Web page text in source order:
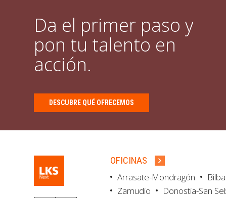
Da el primer paso y
pon tu talento en
acción.
DESCUBRE QUÉ OFRECEMOS
OFICINAS
Arrasate-Mondragón
Zamudio
Donostia-San